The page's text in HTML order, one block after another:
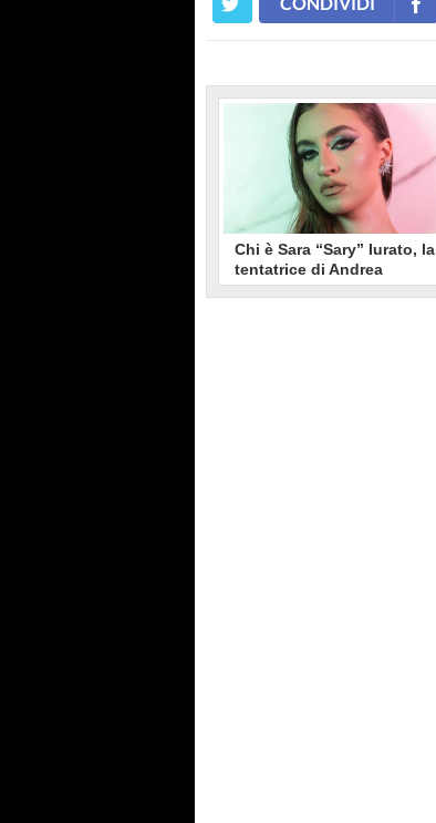
Chi è Sara “Sary” Iurato, la
tentatrice di Andrea
Petraroli a Temptation